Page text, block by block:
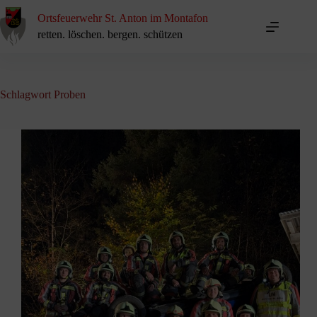
Zum
Inhalt
springen
Ortsfeuerwehr St. Anton im Montafon
retten. löschen. bergen. schützen
Schlagwort Proben